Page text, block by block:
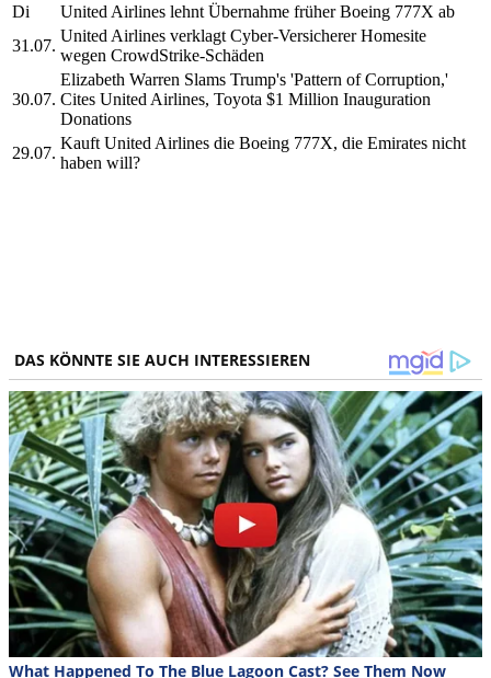
Di
United Airlines lehnt Übernahme früher Boeing 777X ab
31.07.
United Airlines verklagt Cyber-Versicherer Homesite
wegen CrowdStrike-Schäden
30.07.
Elizabeth Warren Slams Trump's 'Pattern of Corruption,'
Cites United Airlines, Toyota $1 Million Inauguration
Donations
29.07.
Kauft United Airlines die Boeing 777X, die Emirates nicht
haben will?